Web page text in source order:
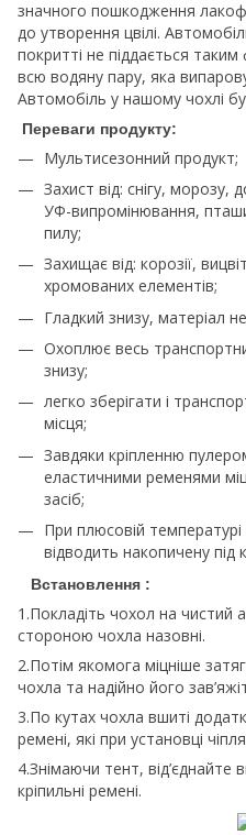
значного пошкодження
до утворення цвілі.
покритті не піддається
всю водяну пару, яка
Автомобіль у нашому чохлі
Переваги продукту:
Мультисезонний продукт;
Захист від: снігу, морозу,
УФ-випромінювання,
пилу;
Захищає від: корозії,
хромованих елементів;
Гладкий знизу, матеріал
Охоплює весь
знизу;
легко зберігати і
місця;
Завдяки кріпленню
еластичними ременями
засіб;
При плюсовій
відводить накопичену
Встановлення :
1.Покладіть чохол на чистий
стороною чохла назовні.
2.Потім якомога міцніше
чохла та надійно його
3.По кутах чохла вшиті
ремені, які при установці
4.Знімаючи тент, від’єднайте
кріпильні ремені.